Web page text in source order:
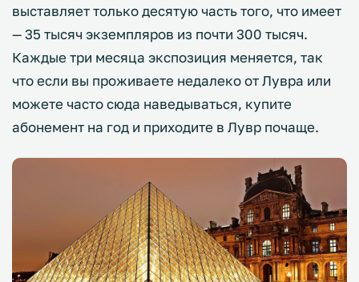
выставляет только десятую часть того, что имеет
— 35 тысяч экземпляров из почти 300 тысяч.
Каждые три месяца экспозиция меняется, так
что если вы проживаете недалеко от Лувра или
можете часто сюда наведываться, купите
абонемент на год и приходите в Лувр почаще.